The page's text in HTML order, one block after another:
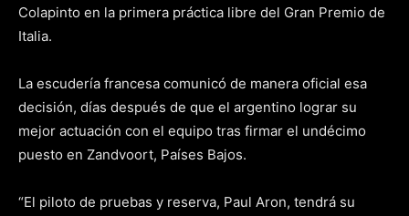
Colapinto en la primera práctica libre del Gran Premio de
Italia.
La escudería francesa comunicó de manera oficial esa
decisión, días después de que el argentino lograr su
mejor actuación con el equipo tras firmar el undécimo
puesto en Zandvoort, Países Bajos.
“El piloto de pruebas y reserva, Paul Aron, tendrá su